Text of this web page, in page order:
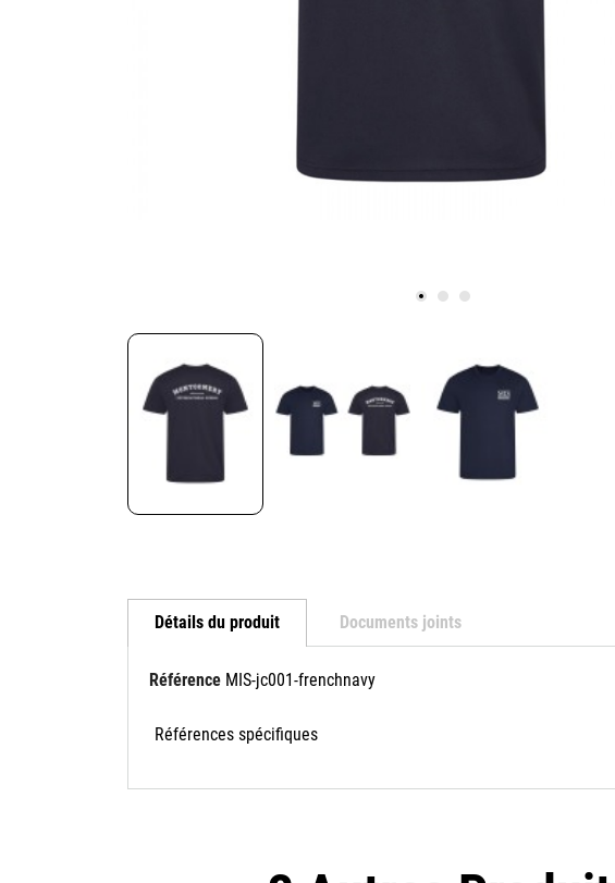
Détails du produit Documents joints
Référence MIS-jc001-frenchnavy
Références spécifiques